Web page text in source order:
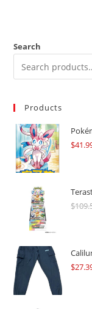
Search
Products
$
$
$